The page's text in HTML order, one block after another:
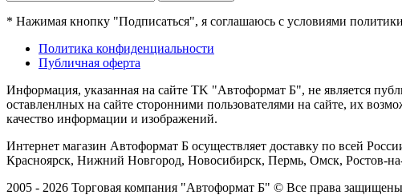
* Нажимая кнопку "Подписаться", я соглашаюсь с условиями
Политика конфиденциальности
Публичная оферта
Информация, указанная на сайте TK "Автоформат Б", не является
оставленлных на сайте сторонними пользователями на сайте, их
качество информации и изображений.
Интернет магазин Автоформат Б осуществляет доставку по всей
Красноярск, Нижний Новгород, Новосибирск, Пермь, Омск, Ростов-
2005 - 2026 Торговая компания "Автоформат Б" © Все права защищены